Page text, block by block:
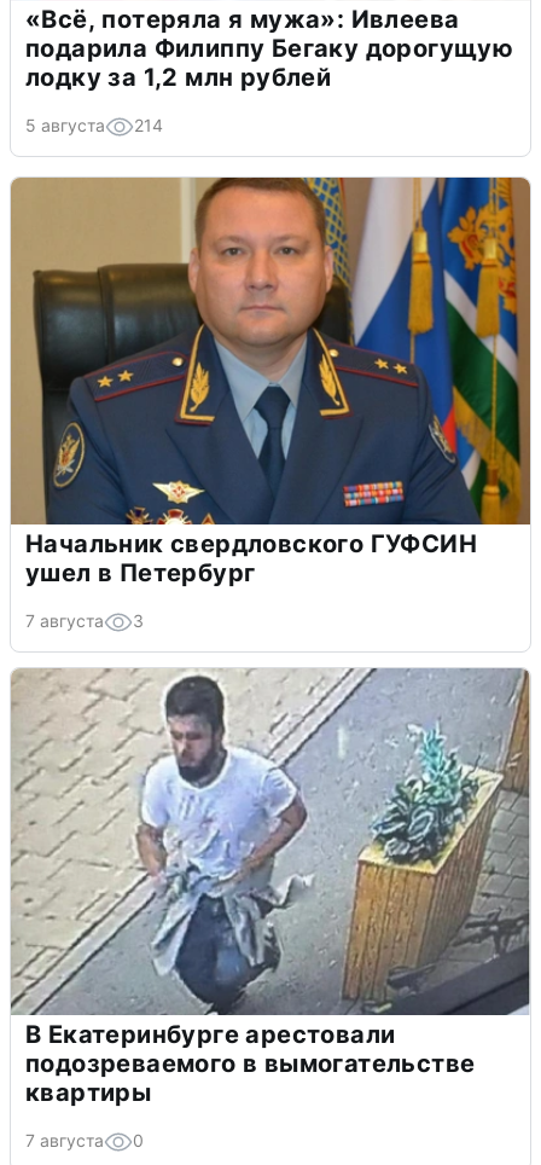
«Всё, потеряла я мужа»: Ивлеева
подарила Филиппу Бегаку дорогущую
лодку за 1,2 млн рублей
5 августа 214
Начальник свердловского ГУФСИН
ушел в Петербург
7 августа 3
В Екатеринбурге арестовали
подозреваемого в вымогательстве
квартиры
7 августа 0